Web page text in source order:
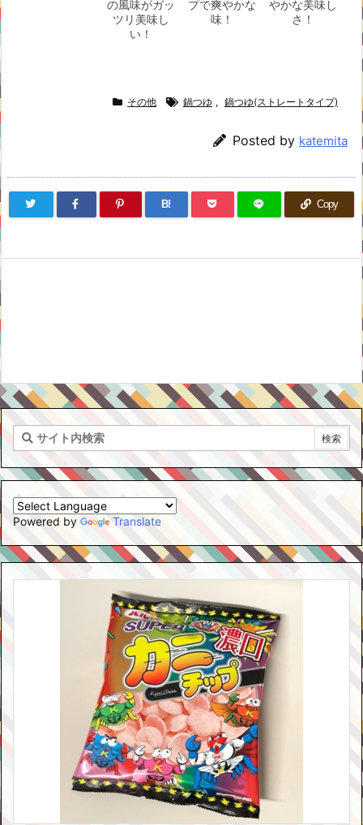
の風味がガッ
ツリ美味し
い！
プで爽やかな
味！
やかな美味し
さ！
その他 鍋つゆ , 鍋つゆ(ストレートタイプ)
Posted by katemita
B! Copy
Powered by Translate